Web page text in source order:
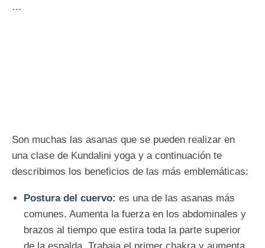
…
Son muchas las asanas que se pueden realizar en
una clase de Kundalini yoga y a continuación te
describimos los beneficios de las más emblemáticas:
Postura del cuervo: es una de las asanas más
comunes. Aumenta la fuerza en los abdominales y
brazos al tiempo que estira toda la parte superior
de la espalda. Trabaja el primer chakra y aumenta